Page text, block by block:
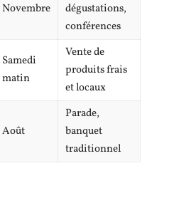
Novembre
dégustations,
conférences
Samedi
matin
Vente de
produits frais
et locaux
Août
Parade,
banquet
traditionnel